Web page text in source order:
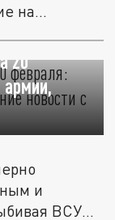
на...
20
и
ВСУ